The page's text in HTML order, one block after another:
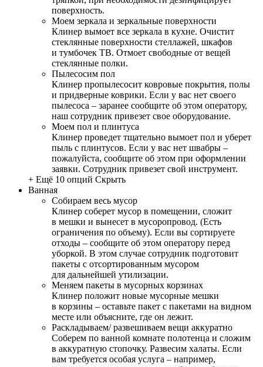
поверхность.
Моем зеркала и зеркальные поверхности
Клинер вымоет все зеркала в кухне. Очистит
стеклянные поверхности стеллажей, шкафов
и тумбочек ТВ. Отмоет свободные от вещей
стеклянные полки.
Пылесосим пол
Клинер пропылесосит ковровые покрытия, полы
и придверные коврики. Если у вас нет своего
пылесоса – заранее сообщите об этом оператору,
наш сотрудник привезет свое оборудование.
Моем пол и плинтуса
Клинер проведет тщательно вымоет пол и уберет
пыль с плинтусов. Если у вас нет швабры –
пожалуйста, сообщите об этом при оформлении
заявки. Сотрудник привезет свой инструмент.
+ Ещё 10 опций Скрыть
Ванная
Собираем весь мусор
Клинер соберет мусор в помещении, сложит
в мешки и вынесет в мусоропровод. (Есть
ограничения по объему). Если вы сортируете
отходы – сообщите об этом оператору перед
уборкой. В этом случае сотрудник подготовит
пакеты с отсортированным мусором
для дальнейшей утилизации.
Меняем пакеты в мусорных корзинах
Клинер положит новые мусорные мешки
в корзины – оставьте пакет с пакетами на видном
месте или объясните, где он лежит.
Раскладываем/ развешиваем вещи аккуратно
Соберем по ванной комнате полотенца и сложим
в аккуратную стопочку. Развесим халаты. Если
вам требуется особая услуга – например,